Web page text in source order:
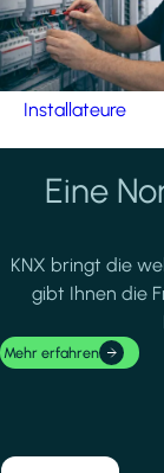
Installateure
Eine
KNX bringt die
gibt Ihnen die
Mehr erfahren